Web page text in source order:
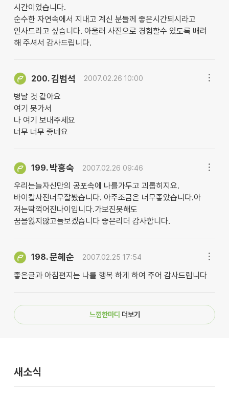
시간이었습니다.
순수한 자연속에서 지내고 계신 분들께 좋은시간되시라고
인사드리고 싶습니다. 아울러 사진으로 경험할수 있도록 배려
해 주셔서 감사드립니다.
200.김범석 2007.02.26 10:00
병날 것 같아요
여기 못가서
나 여기 보내주세요
너무 너무 좋네요
199. 박흥숙 2007.02.26 09:46
우리는늘자신만의 공포속에 나를가두고 괴롭히지요.
바이칼사진너무잘봤습니다. 아주조금은 너무좋았습니다.아
저는딱꺽어진나이입니다.가보진못해도
꿈을잃지않고늘보겠습니다 좋은리더 감사합니다.
198.문혜순 2007.02.25 17:54
좋은글과 아침편지는 나를 행복 하게 하여 주어 감사드립니다
느낌한마디 더보기
새소식